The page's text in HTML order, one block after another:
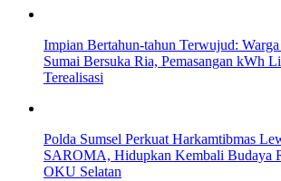
Impian Bertahun-tahun Terwujud: Warga
Sumai Bersuka Ria, Pemasangan kWh
Terealisasi
Polda Sumsel Perkuat Harkamtibmas
SAROMA, Hidupkan Kembali Budaya
OKU Selatan